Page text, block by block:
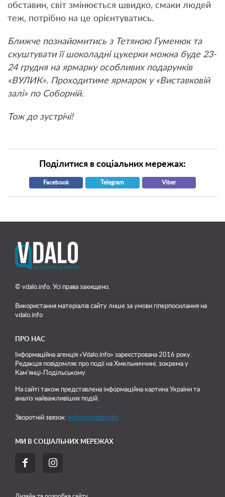
обставин, світ змінюється швидко, смаки людей
теж, потрібно на це орієнтуватись.
Ближче познайомитись з Тетяною Гуменюк та
скуштувати її шоколадні цукерки можна буде 23-
24 грудня на ярмарку особливих подарунків
«ВУЛИК». Проходитиме ярмарок у «Виставковій
залі» по Соборній.
Тож до зустрічі!
Поділитися в соціальних мережах:
Facebook Telegram Viber
© vdalo.info. Усі права захищено.
Використання матеріалів сайту лише за умови гіперпосилання на
vdalo.info
ПРО НАС
Інформаційна агенція «Vdalo.info» зареєстрована 2016 року.
Редакція повідомляє про події на Хмельниччині, зокрема у
Кам'янці-Подільському.
На сайті також представлена інформаційна картина України та
аналіз найважливіших подій.
Зворотній звязок: editor@vdalo.info
МИ В СОЦІАЛЬНИХ МЕРЕЖАХ
 